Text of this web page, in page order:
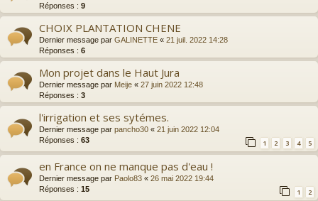
Réponses : 9
CHOIX PLANTATION CHENE
Dernier message par GALINETTE « 21 juil. 2022 14:28
Réponses : 6
Mon projet dans le Haut Jura
Dernier message par Meije « 27 juin 2022 12:48
Réponses : 3
l'irrigation et ses sytémes.
Dernier message par pancho30 « 21 juin 2022 12:04
Réponses : 63 1 2 3 4 5
en France on ne manque pas d'eau !
Dernier message par Paolo83 « 26 mai 2022 19:44
Réponses : 15 1 2